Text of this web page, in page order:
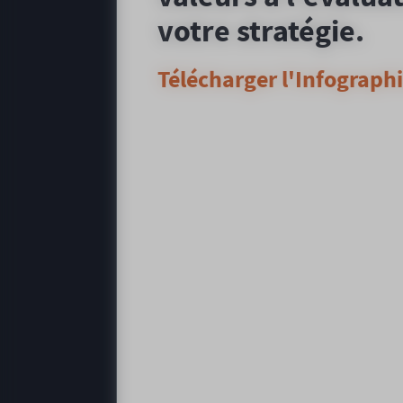
votre stratégie.
Télécharger